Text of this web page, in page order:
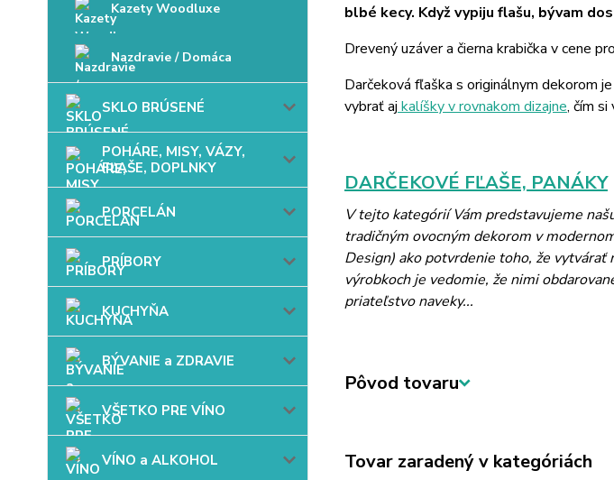
Kazety Woodluxe
Nazdravie / Domáca
SKLO BRÚSENÉ
POHÁRE, MISY, VÁZY,
FĽAŠE, DOPLNKY
PORCELÁN
PRÍBORY
KUCHYŇA
BÝVANIE a ZDRAVIE
VŠETKO PRE VÍNO
VÍNO a ALKOHOL
blbé kecy. Když vypiju flašu, bývam
Drevený uzáver a čierna krabička v cene
Darčeková fľaška s originálnym dekorom
vybrať aj kalíšky v rovnakom dizajne, čím
DARČEKOVÉ FĽAŠE, PANÁKY
V tejto kategórií Vám predstavujeme
tradičným ovocným dekorom v
Design) ako potvrdenie toho, že vytvárať
výrobkoch je vedomie, že nimi
priateľstvo naveky...
Pôvod tovaru
Tovar zaradený v kategóriách